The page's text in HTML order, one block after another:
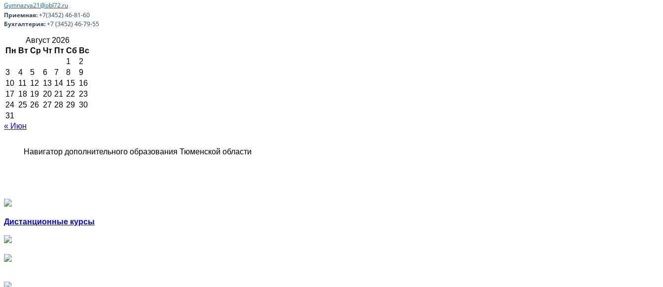
Gymnazya21@obl72.ru
Приемная:+7(3452) 46-81-60
Бухгалтерия:+7 (3452) 46-79-55
Август 2026
Пн Вт Ср Чт Пт Сб Вс
1
2
3
4 5 6 7 8
9
10 11 12 13 14 15 16
17 18 19 20 21 22 23
24 25 26 27 28 29 30
31
« Июн
Навигатор дополнительного образования Тюменской области
Дистанционные курсы